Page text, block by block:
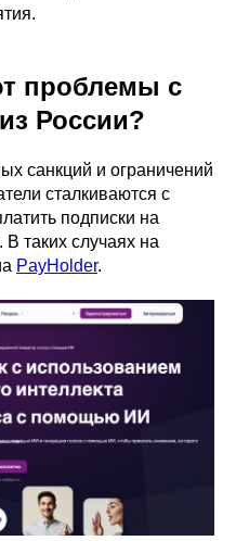
проблемы с
России?
санкций и ограничений
сталкиваются с
подписки на
таких случаях на
PayHolder.